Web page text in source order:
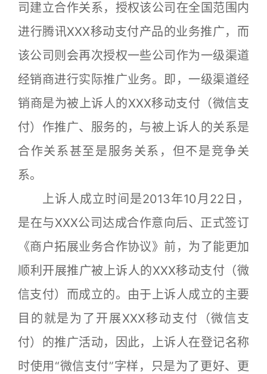
司建立合作关系，授权该公司在全国范围内
进行腾讯XXX移动支付产品的业务推广，而
该公司则会再次授权一些公司作为一级渠道
经销商进行实际推广业务。即，一级渠道经
销商是为被上诉人的XXX移动支付（微信支
付）作推广、服务的，与被上诉人的关系是
合作关系甚至是服务关系，但不是竞争关
系。
上诉人成立时间是2013年10月22日，
是在与XXX公司达成合作意向后、正式签订
《商户拓展业务合作协议》前，为了能更加
顺利开展推广被上诉人的XXX移动支付（微
信支付）而成立的。由于上诉人成立的主要
目的就是为了开展XXX移动支付（微信支
付）的推广活动，因此，上诉人在登记名称
时使用“微信支付”字样，只是为了更好、更